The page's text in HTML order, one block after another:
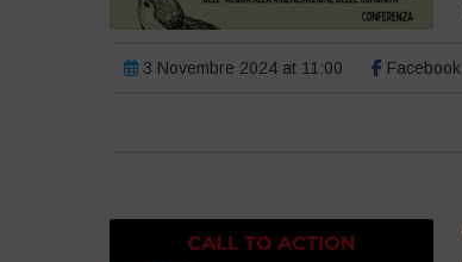
3 Novembre 2024 at 11:00 Facebook